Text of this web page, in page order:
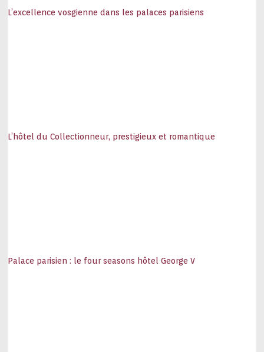
L’excellence vosgienne dans les palaces parisiens
L’hôtel du Collectionneur, prestigieux et romantique
Palace parisien : le four seasons hôtel George V